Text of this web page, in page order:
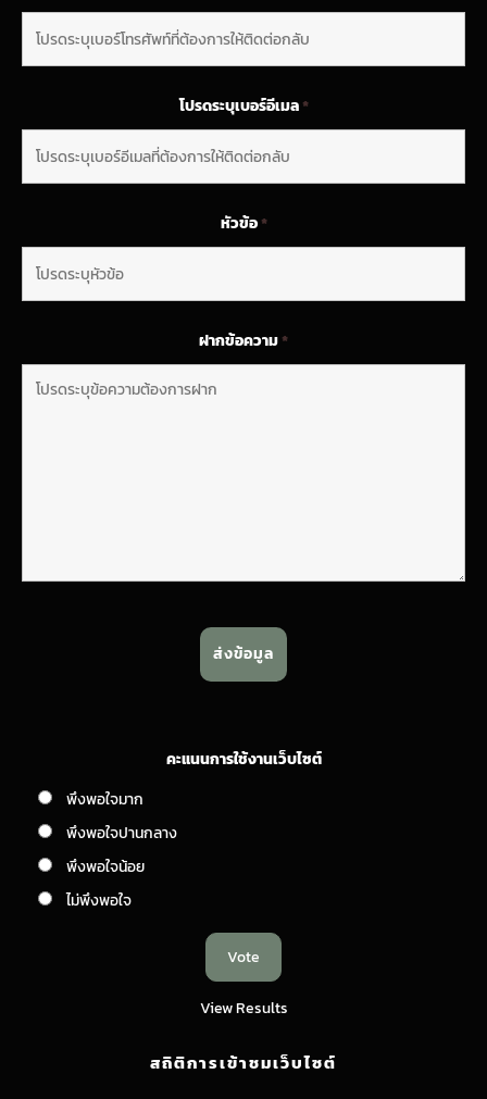
โปรดระบุเบอร์อีเมล*
หัวข้อ*
ฝากข้อความ*
คะแนนการใช้งานเว็บไซต์
พึงพอใจมาก
พึงพอใจปานกลาง
พึงพอใจน้อย
ไม่พึงพอใจ
View Results
สถิติการเข้าชมเว็บไซต์